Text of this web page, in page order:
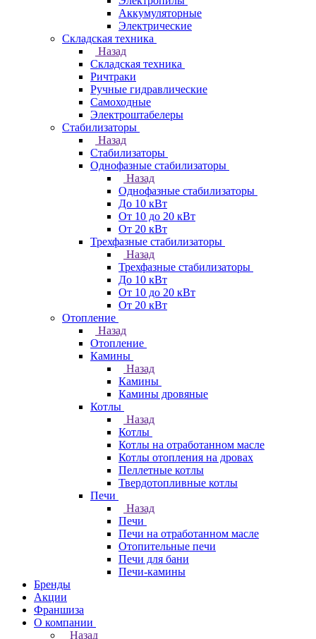
Аккумуляторные
Электрические
Складская техника
Назад
Складская техника
Ричтраки
Ручные гидравлические
Самоходные
Электроштабелеры
Стабилизаторы
Назад
Стабилизаторы
Однофазные стабилизаторы
Назад
Однофазные стабилизаторы
До 10 кВт
От 10 до 20 кВт
От 20 кВт
Трехфазные стабилизаторы
Назад
Трехфазные стабилизаторы
До 10 кВт
От 10 до 20 кВт
От 20 кВт
Отопление
Назад
Отопление
Камины
Назад
Камины
Камины дровяные
Котлы
Назад
Котлы
Котлы на отработанном масле
Котлы отопления на дровах
Пеллетные котлы
Твердотопливные котлы
Печи
Назад
Печи
Печи на отработанном масле
Отопительные печи
Печи для бани
Печи-камины
Бренды
Акции
Франшиза
О компании
Назад